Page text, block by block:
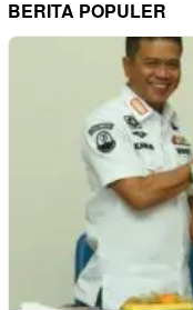
BERITA POPULER